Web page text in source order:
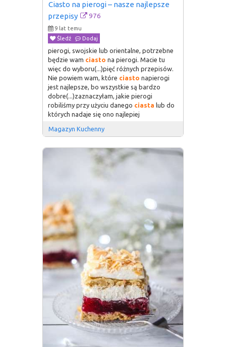
Ciasto na pierogi – nasze najlepsze
przepisy
976
9 lat temu
Śledź
Dodaj
pierogi, swojskie lub orientalne, potrzebne
będzie wam ciasto na pierogi. Macie tu
więc do wyboru(...)pięć różnych przepisów.
Nie powiem wam, które ciasto napierogi
jest najlepsze, bo wszystkie są bardzo
dobre(...)zaznaczyłam, jakie pierogi
robiliśmy przy użyciu danego ciasta lub do
których nadaje się ono najlepiej
Magazyn Kuchenny